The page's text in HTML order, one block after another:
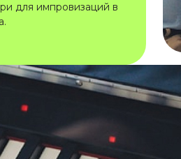
для импровизаций в